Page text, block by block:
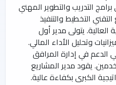
التدريب والتطوير المهني
التخطيط والتنفيذ
العالية. يتولى مدير أول
وتحليل الأداء المالي.
الدعم في إدارة المرافق
يقود مدير المشاريع
الكبرى بكفاءة عالية.